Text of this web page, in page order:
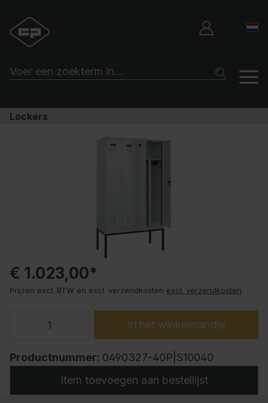
Lockers
€ 1.023,00*
Prijzen excl. BTW en excl. verzendkosten excl. verzendkosten
In het winkelmandje
Productnummer: 0490327-40P|S10040
Item toevoegen aan bestellijst